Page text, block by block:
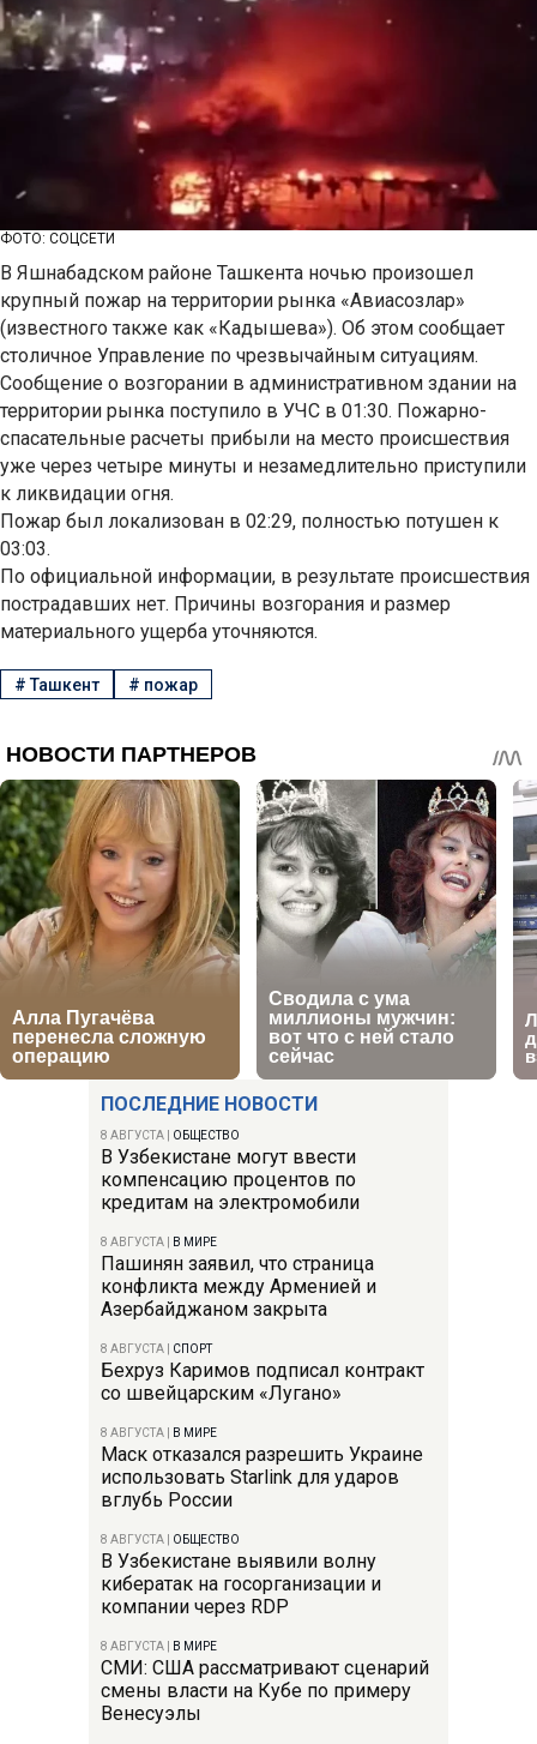
ПОСЛЕДНИЕ НОВОСТИ
8 АВГУСТА ОБЩЕСТВО
В Узбекистане могут ввести
компенсацию процентов по
кредитам на электромобили
8 АВГУСТА В МИРЕ
Пашинян заявил, что страница
конфликта между Арменией и
Азербайджаном закрыта
8 АВГУСТА СПОРТ
Бехруз Каримов подписал контракт
со швейцарским «Лугано»
8 АВГУСТА В МИРЕ
Маск отказался разрешить Украине
использовать Starlink для ударов
вглубь России
8 АВГУСТА ОБЩЕСТВО
В Узбекистане выявили волну
кибератак на госорганизации и
компании через RDP
8 АВГУСТА В МИРЕ
СМИ: США рассматривают сценарий
смены власти на Кубе по примеру
Венесуэлы
ФОТО: СОЦСЕТИ
В Яшнабадском районе Ташкента ночью произошел
крупный пожар на территории рынка «Авиасозлар»
(известного также как «Кадышева»). Об этом сообщает
столичное Управление по чрезвычайным ситуациям.
Сообщение о возгорании в административном здании на
территории рынка поступило в УЧС в 01:30. Пожарно-
спасательные расчеты прибыли на место происшествия
уже через четыре минуты и незамедлительно приступили
к ликвидации огня.
Пожар был локализован в 02:29, полностью потушен к
03:03.
По официальной информации, в результате происшествия
пострадавших нет. Причины возгорания и размер
материального ущерба уточняются.
#Ташкент # пожар